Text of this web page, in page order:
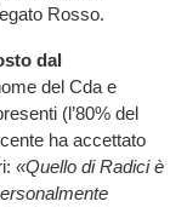
Rosso.
dal
del Cda e
(l’80% del
ha accettato
«Quello di Radici è